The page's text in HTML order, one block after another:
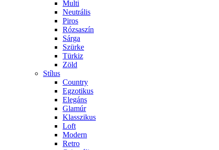
Multi
Neutrális
Piros
Rózsaszín
Sárga
Szürke
Türkiz
Zöld
Stílus
Country
Egzotikus
Elegáns
Glamúr
Klasszikus
Loft
Modern
Retro